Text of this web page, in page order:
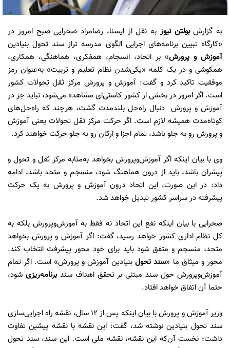
به گزارشبولتن نیوز به نقل از ایسنا، رضامراد صحرایی صبح امروز در
«کارگاه تبیین برنامه‌های اجرایی الگوی مدرسه تراز سند تحول بنیادین
آموزش و پرورش‌» بر اتحاد، انسجام، همفکری، هماهنگی، همکاری،
همکوشی و در یک کلمه «یکی‌شدن نظام تعلیم و تربیت» به‌عنوان رمز
موفقیت تاکید کرد و گفت: ‌آموزش و پرورش ‌مرکز ثقل تحولات کشور
است. ‌اگر امروز در بخشی از کشور ‌کاستی‌ای مشاهده می‌شود، نباید ‌جز در
آموزش و پرورش دنبال راه‌حل بلندمدت ‌گشت، هرچند که ‌راه‌حل‌های
کوتاه‌مدت همیشه لازم است.‌ اگر حرکت مرکز ثقل تحولات یعنی آموزش
و پرورش ‌رو به جلو باشد، تمام اجزا و ارکان ‌رو به جلو حرکت خواهند کرد.
وی با بیان اینکه اگر آموزش‌وپرورش بخواهد ‌به‌مثابه مرکز ثقل و تحول و
پیشران باشد، باید از درون هماهنگ شود، منسجم و متحد باشد، ادامه
داد: در این صورت، این اتحاد درون آموزش و پرورش به یک حرکت
پیشرفته در سراسر کشور تبدیل خواهد شد.
صحرایی با بیان اینکه نفع این اتحاد نه فقط به آموزش‌وپرورش بلکه به
کل نظام اداری ‌کشور خواهد رسید، گفت: اگر آموزش و پرورش بخواهد
متحد، منسجم و متفق شود باید برای خود ‌محور پیشرفت ‌انتخاب کند.
محور و میثاق ما «سند تحولبنیادین آموزش و پرورش» است. ‌اگر تمام
آموزش‌وپرورش حول سند مبتنی بر ‌تحقق اهداف سند ‌برنامه‌ریزی شود،
حتما آن اتفاق خواهد افتاد.
وزیر آموزش و پرورش با بیان اینکه پس از ۱۲ سال، نقشه راه اجرایی‌سازی
سند تحول بنیادین نوشته شد، گفت: این نقشه با نقشه پیشین تفاوت
داشت؛ نخست آن‌که این نقشه، نقشه ملی است. ‌این سند، سند تحول